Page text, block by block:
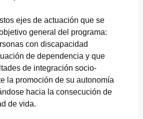
ejes de actuación que se
general del programa:
con discapacidad
de dependencia y que
de integración socio-
la promoción de su autonomía
hacia la consecución de
de vida.